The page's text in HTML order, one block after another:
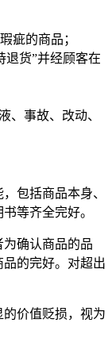
疵的商品；
退货”并经顾客在
、事故、改动、
包括商品本身、
等齐全完好。
确认商品的品
的完好。对超出
价值贬损，视为